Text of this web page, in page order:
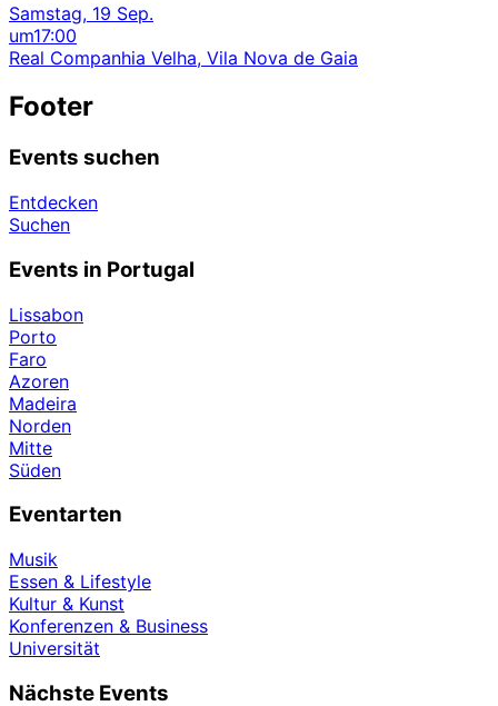
Samstag, 19 Sep.
um17:00
Real Companhia Velha, Vila Nova de Gaia
Footer
Events suchen
Entdecken
Suchen
Events in Portugal
Lissabon
Porto
Faro
Azoren
Madeira
Norden
Mitte
Süden
Eventarten
Musik
Essen & Lifestyle
Kultur & Kunst
Konferenzen & Business
Universität
Nächste Events